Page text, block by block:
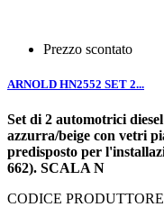
Prezzo scontato
ARNOLD HN2552 SET 2...
Set di 2 automotrici
azzurra/beige con vetri
predisposto per
662). SCALA N
CODICE